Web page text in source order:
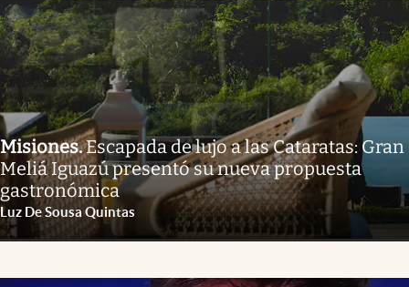
Misiones.Escapada de lujo a las Cataratas: Gran
Meliá Iguazú presentó su nueva propuesta
gastronómica
Luz De Sousa Quintas